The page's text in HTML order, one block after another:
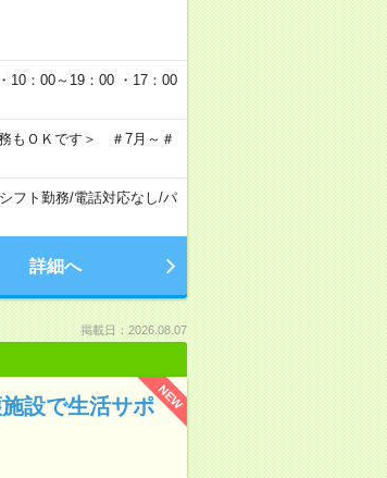
10：00～19：00 ・17：00
もＯＫです＞ ＃7月～＃
フト勤務/電話対応なし/パ
詳細へ
掲載日：2026.08.07
NEW
設で生活サポ